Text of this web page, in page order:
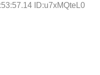
ID:u7xMQteL0